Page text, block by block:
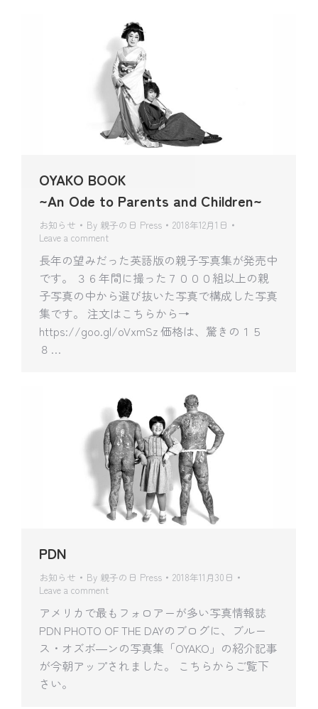
OYAKO BOOK
~An Ode to Parents and Children~
お知らせ By 親子の日 Press
2018年12月1日
Leave a comment
長年の望みだった英語版の親子写真集が発売中
です。 ３６年間に撮った７０００組以上の親
子写真の中から選び抜いた写真で構成した写真
集です。 注文はこちらから→
https://goo.gl/oVxmSz 価格は、驚きの１５
８…
PDN
お知らせ By 親子の日 Press
2018年11月30日
Leave a comment
アメリカで最もフォロアーが多い写真情報誌
PDN PHOTO OF THE DAYのブログに、ブルー
ス・オズボ―ンの写真集「OYAKO」の紹介記事
が今朝アップされました。 こちらからご覧下
さい。